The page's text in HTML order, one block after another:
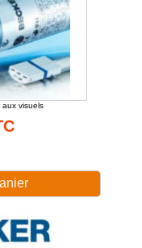
aux visuels